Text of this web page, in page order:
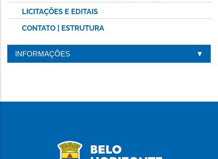
LICITAÇÕES E EDITAIS
CONTATO | ESTRUTURA
INFORMAÇÕES